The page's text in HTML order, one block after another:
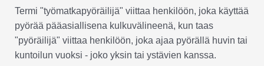
Termi "työmatkapyöräilijä" viittaa henkilöön, joka käyttää
pyörää pääasiallisena kulkuvälineenä, kun taas
"pyöräilijä" viittaa henkilöön, joka ajaa pyörällä huvin tai
kuntoilun vuoksi - joko yksin tai ystävien kanssa.